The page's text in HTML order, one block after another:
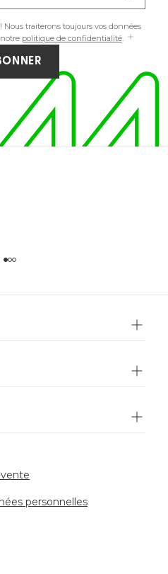
Nous traiterons toujours vos données
politique de confidentialité.
personnelles